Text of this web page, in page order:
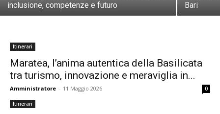
inclusione, competenze e futuro
Bari
Itinerari
Maratea, l’anima autentica della Basilicata
tra turismo, innovazione e meraviglia in...
Amministratore - 11 Maggio 2026 0
Itinerari